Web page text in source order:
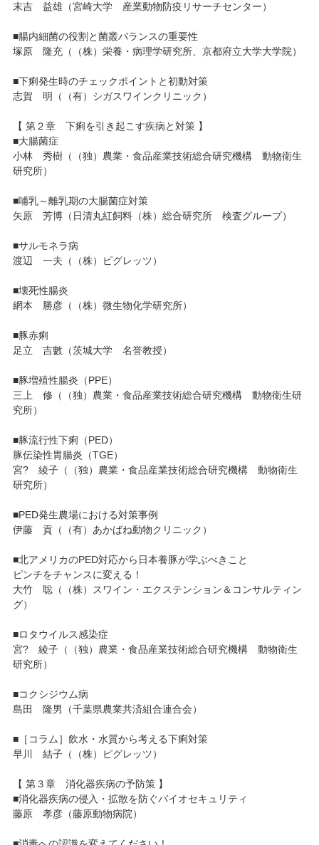
末吉 益雄（宮崎大学 産業動物防疫リサーチセンター）
■腸内細菌の役割と菌叢バランスの重要性
塚原 隆充（（株）栄養・病理学研究所、京都府立大学大学院）
■下痢発生時のチェックポイントと初動対策
志賀 明（（有）シガスワインクリニック）
【 第２章 下痢を引き起こす疾病と対策 】
■大腸菌症
小林 秀樹（（独）農業・食品産業技術総合研究機構 動物衛生
研究所）
■哺乳～離乳期の大腸菌症対策
矢原 芳博（日清丸紅飼料（株）総合研究所 検査グループ）
■サルモネラ病
渡辺 一夫（（株）ピグレッツ）
■壊死性腸炎
網本 勝彦（（株）微生物化学研究所）
■豚赤痢
足立 吉數（茨城大学 名誉教授）
■豚増殖性腸炎（PPE）
三上 修（（独）農業・食品産業技術総合研究機構 動物衛生研
究所）
■豚流行性下痢（PED）
豚伝染性胃腸炎（TGE）
宮? 綾子（（独）農業・食品産業技術総合研究機構 動物衛生
研究所）
■PED発生農場における対策事例
伊藤 貢（（有）あかばね動物クリニック）
■北アメリカのPED対応から日本養豚が学ぶべきこと
ピンチをチャンスに変える！
大竹 聡（（株）スワイン・エクステンション＆コンサルティン
グ）
■ロタウイルス感染症
宮? 綾子（（独）農業・食品産業技術総合研究機構 動物衛生
研究所）
■コクシジウム病
島田 隆男（千葉県農業共済組合連合会）
■［コラム］飲水・水質から考える下痢対策
早川 結子（（株）ピグレッツ）
【 第３章 消化器疾病の予防策 】
■消化器疾病の侵入・拡散を防ぐバイオセキュリティ
藤原 孝彦（藤原動物病院）